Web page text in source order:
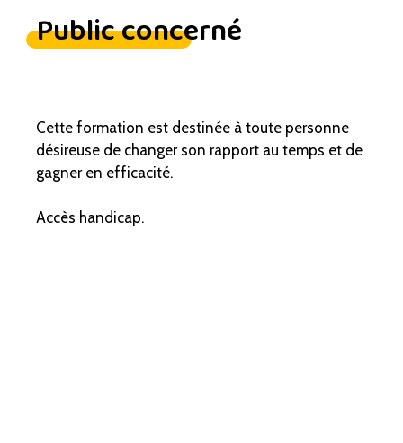
Public concerné
Cette formation est destinée à toute personne
désireuse de changer son rapport au temps et de
gagner en efficacité.
Accès handicap.